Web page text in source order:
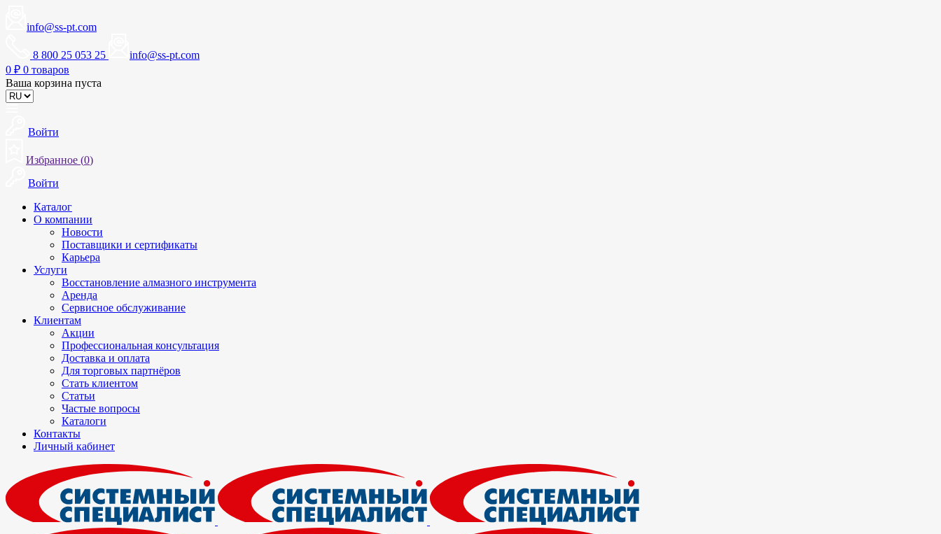
info@ss-pt.com
8 800 25 053 25
info@ss-pt.com
0 ₽ 0 товаров
Ваша корзина пуста
Войти
Избранное (0)
Войти
Каталог
О компании
Новости
Поставщики и сертификаты
Карьера
Услуги
Восстановление алмазного инструмента
Аренда
Сервисное обслуживание
Клиентам
Акции
Профессиональная консультация
Доставка и оплата
Для торговых партнёров
Стать клиентом
Статьи
Частые вопросы
Каталоги
Контакты
Личный кабинет